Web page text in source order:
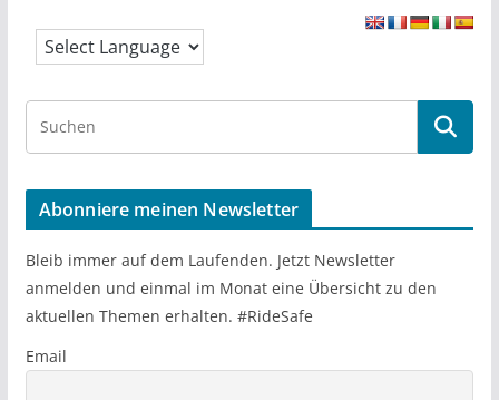
r
c
h
Abonniere meinen Newsletter
Bleib immer auf dem Laufenden. Jetzt Newsletter
anmelden und einmal im Monat eine Übersicht zu den
aktuellen Themen erhalten. #RideSafe
Email